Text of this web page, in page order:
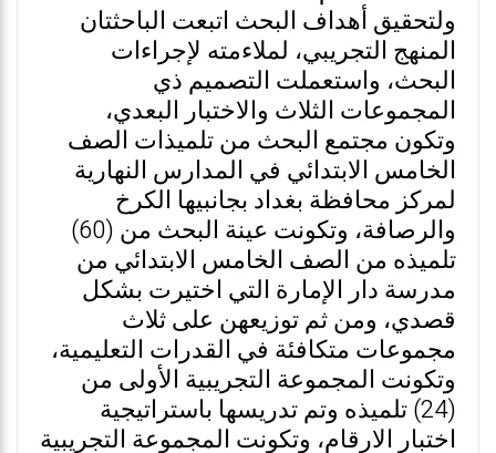
ولتحقيق أهداف البحث اتبعت الباحثتان
المنهج التجريبي، لملاءمته لإجراءات
البحث، واستعملت التصميم ذي
المجموعات الثلاث والاختبار البعدي،
وتكون مجتمع البحث من تلميذات الصف
الخامس الابتدائي في المدارس النهارية
لمركز محافظة بغداد بجانبيها الكرخ
والرصافة، وتكونت عينة البحث من (60)
تلميذه من الصف الخامس الابتدائي من
مدرسة دار الإمارة التي اختيرت بشكل
قصدي، ومن ثم توزيعهن على ثلاث
مجموعات متكافئة في القدرات التعليمية،
وتكونت المجموعة التجريبية الأولى من
(24) تلميذه وتم تدريسها باستراتيجية
اختبار الارقام، وتكونت المجموعة التجريبية